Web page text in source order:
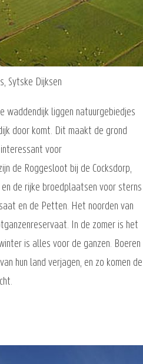
Sytske Dijksen
waddendijk liggen natuurgebiedjes
door komt. Dit maakt de grond
voor
de Roggesloot bij de Cocksdorp,
de rijke broedplaatsen voor sterns
en de Petten. Het noorden van
In de zomer is het
is alles voor de ganzen. Boeren
hun land verjagen, en zo komen de